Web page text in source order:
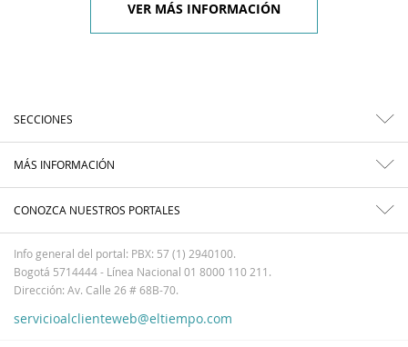
VER MÁS INFORMACIÓN
SECCIONES
MÁS INFORMACIÓN
CONOZCA NUESTROS PORTALES
Info general del portal: PBX: 57 (1) 2940100.
Bogotá 5714444 - Línea Nacional 01 8000 110 211.
Dirección: Av. Calle 26 # 68B-70.
servicioalclienteweb@eltiempo.com